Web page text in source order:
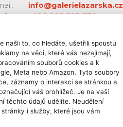
info@galerielazarska.cz
+420 222 523 739
našli to, co hledáte, ušetřili spoustu
na věci, které vás nezajímají,
souborů cookies a k
Meta nebo Amazon. Tyto soubory
záznamy o interakci se stránkou a
váš prohlížeč. Je na vaší
těchto údajů udělíte. Neudělení
i služby, které jsou vám